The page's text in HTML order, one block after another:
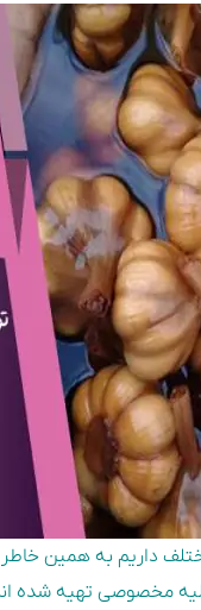
داریم به همین
مخصوصی تهیه شده‌